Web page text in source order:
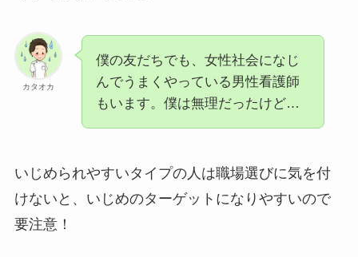
カタオカ
僕の友だちでも、女性社会になじ
んでうまくやっている男性看護師
もいます。僕は無理だったけど…
いじめられやすいタイプの人は職場選びに気を付
けないと、いじめのターゲットになりやすいので
要注意！